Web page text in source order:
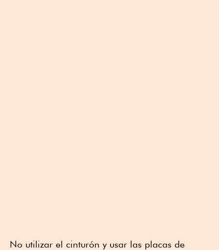
No utilizar el cinturón y usar las placas de